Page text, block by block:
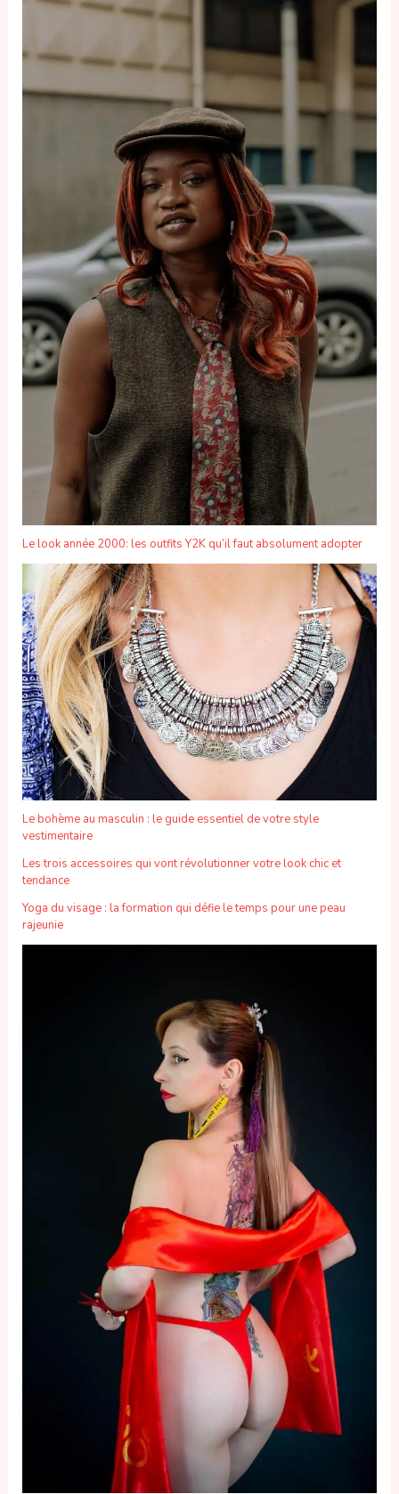
Le look année 2000: les outfits Y2K qu’il faut absolument adopter
Le bohème au masculin : le guide essentiel de votre style
vestimentaire
Les trois accessoires qui vont révolutionner votre look chic et
tendance
Yoga du visage : la formation qui défie le temps pour une peau
rajeunie